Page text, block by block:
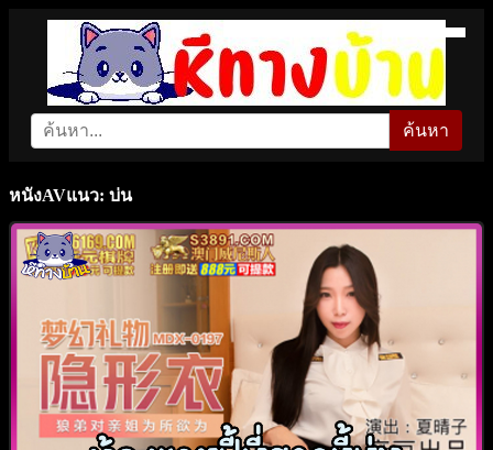
ค้นหา
หนังAVแนว: บ่น